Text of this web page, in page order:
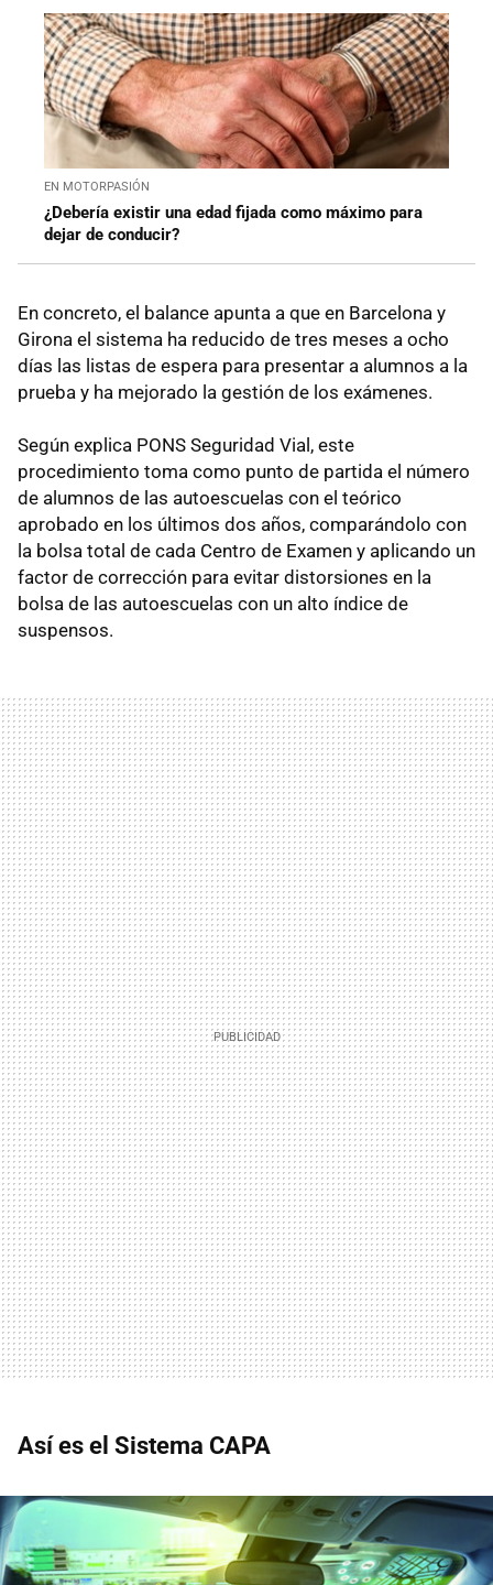
EN MOTORPASIÓN
¿Debería existir una edad fijada como máximo para
dejar de conducir?
En concreto, el balance apunta a que en Barcelona y
Girona el sistema ha reducido de tres meses a ocho
días las listas de espera para presentar a alumnos a la
prueba y ha mejorado la gestión de los exámenes.
Según explica PONS Seguridad Vial, este
procedimiento toma como punto de partida el número
de alumnos de las autoescuelas con el teórico
aprobado en los últimos dos años, comparándolo con
la bolsa total de cada Centro de Examen y aplicando un
factor de corrección para evitar distorsiones en la
bolsa de las autoescuelas con un alto índice de
suspensos.
Así es el Sistema CAPA